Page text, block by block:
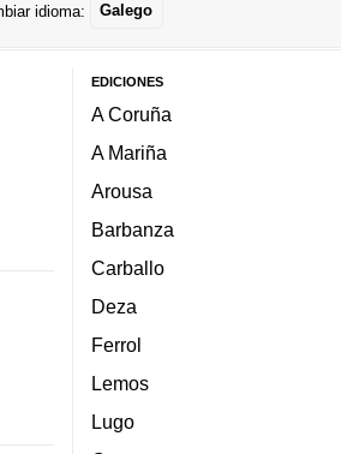
idioma: Galego
EDICIONES
A Coruña
A Mariña
Arousa
Barbanza
Carballo
Deza
Ferrol
Lemos
Lugo